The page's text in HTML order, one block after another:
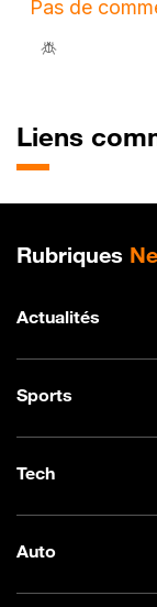
Liens
Plan de site
Rubriques
Actualités
Sports
Tech
Auto